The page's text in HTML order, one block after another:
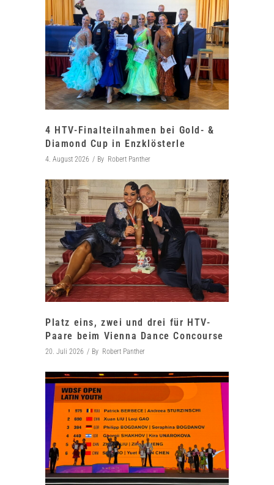
4 HTV-Finalteilnahmen bei Gold- &
Diamond Cup in Enzklösterle
4. August 2026 By Robert Panther
Platz eins, zwei und drei für HTV-
Paare beim Vienna Dance Concourse
20. Juli 2026 By Robert Panther